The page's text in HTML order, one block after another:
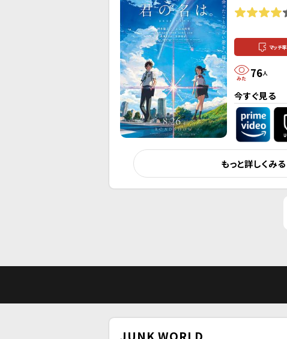
マッチ率
76人
今すぐ見る
もっと詳しくみる